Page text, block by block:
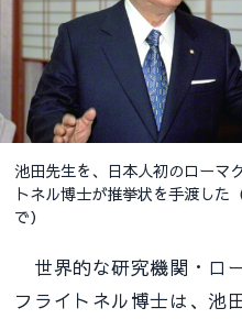
池田先生を、日本人初のロー
トネル博士が推挙状を手渡した
で）
世界的な研究機関・ロ
フライトネル博士は、池